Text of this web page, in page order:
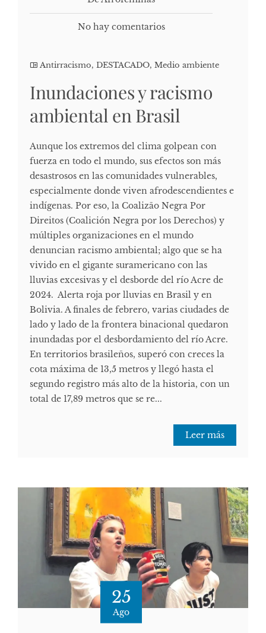
No hay comentarios
Antirracismo, DESTACADO, Medio ambiente
Inundaciones y racismo
ambiental en Brasil
Aunque los extremos del clima golpean con
fuerza en todo el mundo, sus efectos son más
desastrosos en las comunidades vulnerables,
especialmente donde viven afrodescendientes e
indígenas. Por eso, la Coalizão Negra Por
Direitos (Coalición Negra por los Derechos) y
múltiples organizaciones en el mundo
denuncian racismo ambiental; algo que se ha
vivido en el gigante suramericano con las
lluvias excesivas y el desborde del río Acre de
2024. Alerta roja por lluvias en Brasil y en
Bolivia. A finales de febrero, varias ciudades de
lado y lado de la frontera binacional quedaron
inundadas por el desbordamiento del río Acre.
En territorios brasileños, superó con creces la
cota máxima de 13,5 metros y llegó hasta el
segundo registro más alto de la historia, con un
total de 17,89 metros que se re...
Leer más
25
Ago